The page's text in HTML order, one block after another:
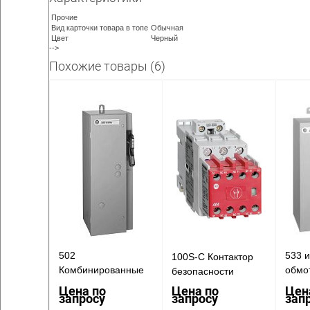
Прочие
Вид карточки товара в топе Обычная
Цвет
Черный
-->
Похожие товары (6)
502
Комбинированные
контакторы с
разъединителем
Цена по
запросу
100S-C Контактор
безопасности
Цена по
запросу
533